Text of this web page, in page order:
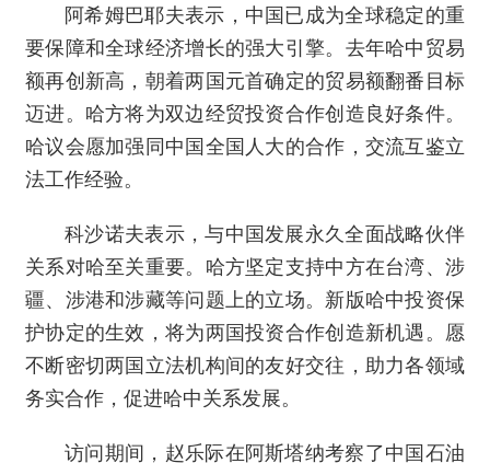
阿希姆巴耶夫表示，中国已成为全球稳定的重
要保障和全球经济增长的强大引擎。去年哈中贸易
额再创新高，朝着两国元首确定的贸易额翻番目标
迈进。哈方将为双边经贸投资合作创造良好条件。
哈议会愿加强同中国全国人大的合作，交流互鉴立
法工作经验。
科沙诺夫表示，与中国发展永久全面战略伙伴
关系对哈至关重要。哈方坚定支持中方在台湾、涉
疆、涉港和涉藏等问题上的立场。新版哈中投资保
护协定的生效，将为两国投资合作创造新机遇。愿
不断密切两国立法机构间的友好交往，助力各领域
务实合作，促进哈中关系发展。
访问期间，赵乐际在阿斯塔纳考察了中国石油